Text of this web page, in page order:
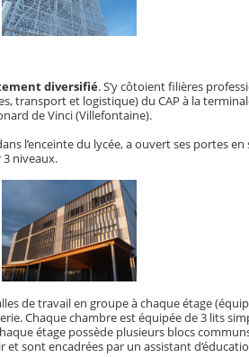
diversifié. S’y côtoient filières
transport et logistique) du CAP à la
de Vinci (Villefontaine).
l’enceinte du lycée, a ouvert ses portes en
3 niveaux.
travail en groupe à chaque étage
Chaque chambre est équipée de 3 lits
étage possède plusieurs blocs
et sont encadrées par un assistant